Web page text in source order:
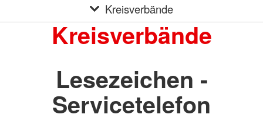
Kreisverbände
Kreisverbände
Lesezeichen -
Servicetelefon